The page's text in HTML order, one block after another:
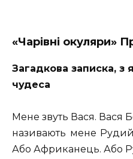
«Чарівні окуляри»
Загадкова записка, з
чудеса
Мене звуть Вася. Вася
називають мене
Або Африканець. Або